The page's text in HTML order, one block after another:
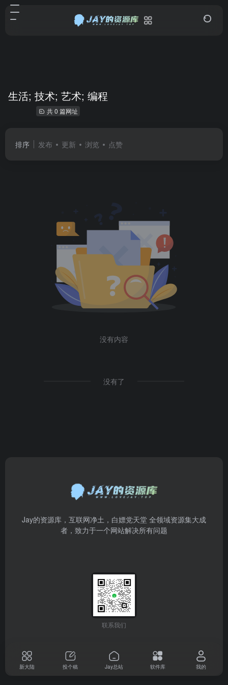
生活; 技术; 艺术; 编程
共 0 篇网址
排序 发布 更新 浏览 点赞
没有内容
没有了
Jay的资源库，互联网净土，白嫖党天堂 全领域资源集大成
者，致力于一个网站解决所有问题
联系我们
新大陆 投个稿 Jay总站 软件库 我的